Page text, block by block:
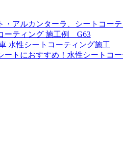
・アルカンターラ、シートコー
ーティング 施工例 G63
水性シートコーティング施工
ートにおすすめ！水性シートコ